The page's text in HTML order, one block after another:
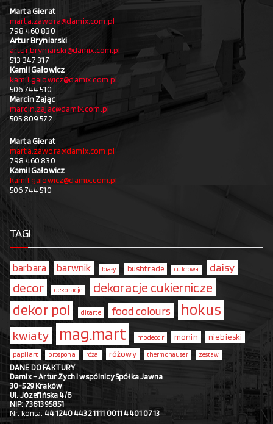
Marta Gierat
marta.zawora@damix.com.pl
798 460 830
Artur Bryniarski
artur.bryniarski@damix.com.pl
513 347 317
Kamil Gałowicz
kamil.galowicz@damix.com.pl
506 744 510
Marcin Zając
marcin.zajac@damix.com.pl
505 809 572
Marta Gierat
marta.zawora@damix.com.pl
798 460 830
Kamil Gałowicz
kamil.galowicz@damix.com.pl
506 744 510
TAGI
barbara barwnik biały bushtrade cukrowa daisy
decor dekoracje dekoracje cukiernicze
dekor pol ditarte food colours hokus
kwiaty mag.mart modecor monin niebieski
papilart prospona róża różowy thermohauser zestaw
DANE DO FAKTURY
Damix – Artur Zych i wspólnicy Spółka Jawna
30-529 Kraków
Ul. Józefińska 4/6
NIP: 7361395851
Nr. konta: 44 1240 4432 1111 0011 4401 0713